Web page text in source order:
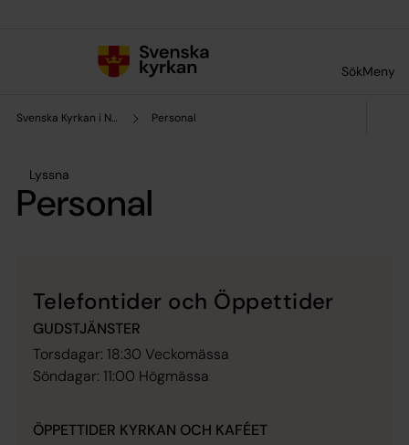
SökMeny
Svenska Kyrkan i New York Personal
Lyssna
Personal
Telefontider och Öppettider
GUDSTJÄNSTER
Torsdagar: 18:30 Veckomässa
Söndagar: 11:00 Högmässa
ÖPPETTIDER KYRKAN OCH KAFÉET